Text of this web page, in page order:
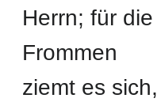
Herrn; für die
Frommen
ziemt es sich,